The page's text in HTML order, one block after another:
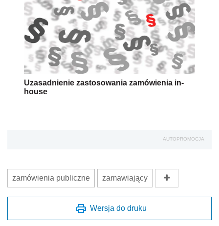
Uzasadnienie zastosowania zamówienia in-
house
AUTOPROMOCJA
zamówienia publiczne zamawiający
Wersja do druku